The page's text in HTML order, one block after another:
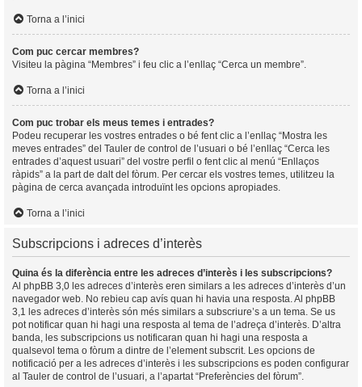
Torna a l’inici
Com puc cercar membres?
Visiteu la pàgina “Membres” i feu clic a l’enllaç “Cerca un membre”.
Torna a l’inici
Com puc trobar els meus temes i entrades?
Podeu recuperar les vostres entrades o bé fent clic a l’enllaç “Mostra les
meves entrades” del Tauler de control de l’usuari o bé l’enllaç “Cerca les
entrades d’aquest usuari” del vostre perfil o fent clic al menú “Enllaços
ràpids” a la part de dalt del fòrum. Per cercar els vostres temes, utilitzeu la
pàgina de cerca avançada introduïnt les opcions apropiades.
Torna a l’inici
Subscripcions i adreces d’interès
Quina és la diferència entre les adreces d’interès i les subscripcions?
Al phpBB 3,0 les adreces d’interès eren similars a les adreces d’interès d’un
navegador web. No rebieu cap avís quan hi havia una resposta. Al phpBB
3,1 les adreces d’interès són més similars a subscriure’s a un tema. Se us
pot notificar quan hi hagi una resposta al tema de l’adreça d’interès. D’altra
banda, les subscripcions us notificaran quan hi hagi una resposta a
qualsevol tema o fòrum a dintre de l’element subscrit. Les opcions de
notificació per a les adreces d’interès i les subscripcions es poden configurar
al Tauler de control de l’usuari, a l’apartat “Preferències del fòrum”.